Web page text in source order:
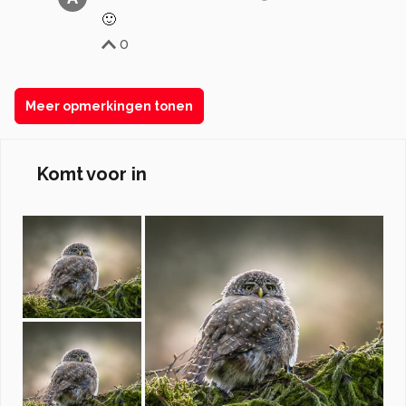
🙂
0
Meer opmerkingen tonen
Komt voor in